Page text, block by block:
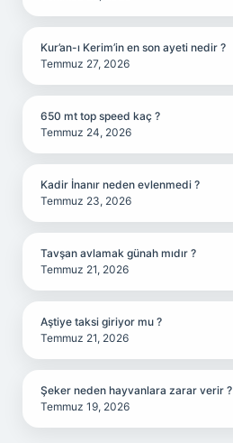
Kur’an-ı Kerim’in en son ayeti nedir ?
Temmuz 27, 2026
650 mt top speed kaç ?
Temmuz 24, 2026
Kadir İnanır neden evlenmedi ?
Temmuz 23, 2026
Tavşan avlamak günah mıdır ?
Temmuz 21, 2026
Aştiye taksi giriyor mu ?
Temmuz 21, 2026
Şeker neden hayvanlara zarar verir ?
Temmuz 19, 2026